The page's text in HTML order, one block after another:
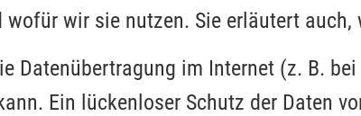
wofür wir sie nutzen. Sie erläutert
Datenübertragung im Internet (z. B.
Ein lückenloser Schutz der Daten